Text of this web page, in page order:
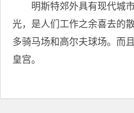
明斯特郊外具有现代城市
光，是人们工作之余喜去的
多骑马场和高尔夫球场。而
皇宫。